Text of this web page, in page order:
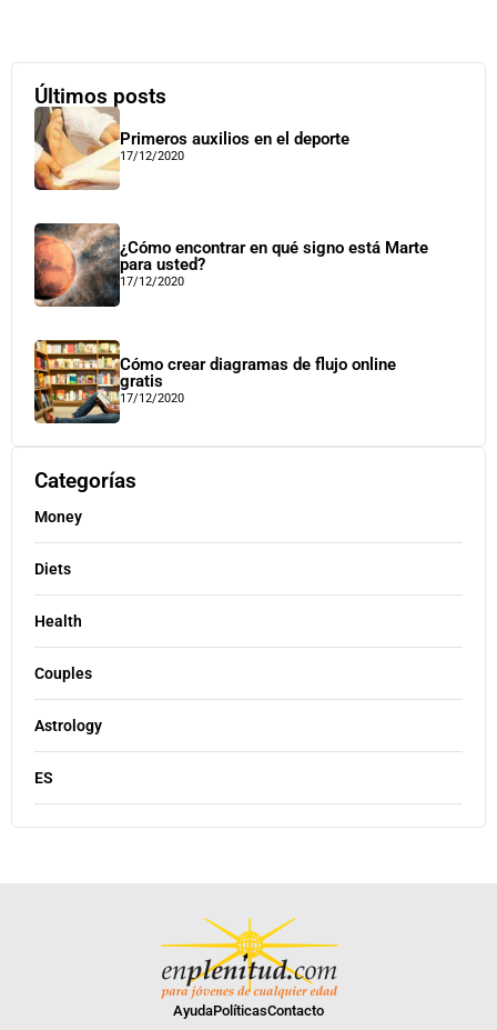
Últimos posts
Primeros auxilios en el deporte
17/12/2020
¿Cómo encontrar en qué signo está Marte
para usted?
17/12/2020
Cómo crear diagramas de flujo online
gratis
17/12/2020
Categorías
Money
Diets
Health
Couples
Astrology
ES
AyudaPolíticasContacto